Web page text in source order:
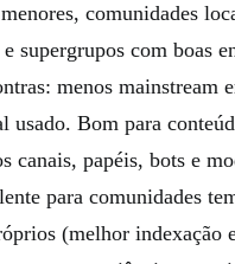
comunidades
e supergrupos com boas
menos mainstream
usado. Bom para
canais, papéis, bots e
para comunidades
(melhor indexação